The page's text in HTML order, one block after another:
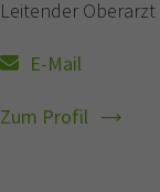
Leitender Oberarzt
E-Mail
Zum Profil